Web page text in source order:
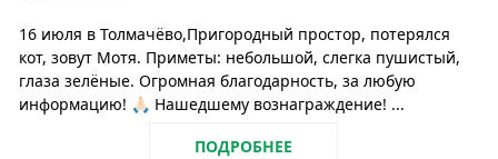
16 июля в Толмачёво,Пригородный простор, потерялся
кот, зовут Мотя. Приметы: небольшой, слегка пушистый,
глаза зелёные. Огромная благодарность, за любую
информацию! 🙏🏻 Нашедшему вознаграждение! ...
ПОДРОБНЕЕ